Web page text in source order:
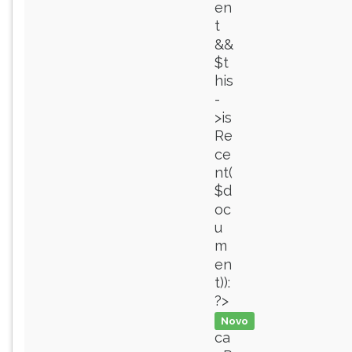
en
t
&&
$t
his
-
>is
Re
ce
nt(
$d
oc
u
m
en
t)):
?>
Novo
ca